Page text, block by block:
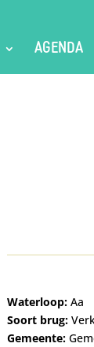
AGENDA
Waterloop:Aa
Soort brug:
Gemeente: